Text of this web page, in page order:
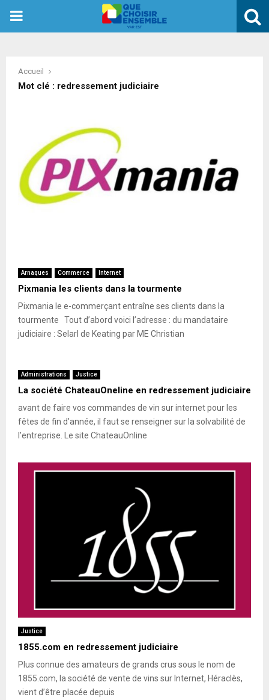
PRIMARY
Accueil
Mot clé : redressement judiciaire
Arnaques Commerce Internet
Pixmania les clients dans la tourmente
Pixmania le e-commerçant entraîne ses clients dans la
tourmente Tout d’abord voici l’adresse : du mandataire
judiciaire : Selarl de Keating par ME Christian
Administrations Justice
La société ChateauOneline en redressement judiciaire
avant de faire vos commandes de vin sur internet pour les
fêtes de fin d’année, il faut se renseigner sur la solvabilité de
l’entreprise. Le site ChateauOnline
Justice
1855.com en redressement judiciaire
Plus connue des amateurs de grands crus sous le nom de
1855.com, la société de vente de vins sur Internet, Héraclès,
vient d’être placée depuis